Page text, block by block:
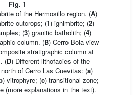
Fig. 1
of the Hermosillo region. (A)
outcrops; (1) ignimbrite; (2)
(3) granitic batholith; (4)
column. (B) Cerro Bola view
stratigraphic column at
(D) Different lithofacies of the
of Cerro Las Cuevitas: (a)
) vitrophyre; (c) transitional zone;
(more explanations in the text).